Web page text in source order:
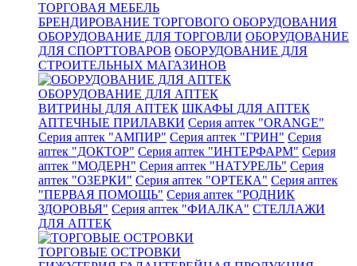
ТОРГОВАЯ МЕБЕЛЬ
БРЕНДИРОВАНИЕ ТОРГОВОГО ОБОРУДОВАНИЯ
ОБОРУДОВАНИЕ ДЛЯ ТОРГОВЛИ ОБОРУДОВАНИЕ
ДЛЯ СПОРТТОВАРОВ ОБОРУДОВАНИЕ ДЛЯ
СТРОИТЕЛЬНЫХ МАГАЗИНОВ
ОБОРУДОВАНИЕ ДЛЯ АПТЕК
ВИТРИНЫ ДЛЯ АПТЕК ШКАФЫ ДЛЯ АПТЕК
АПТЕЧНЫЕ ПРИЛАВКИ Серия аптек "ORANGE"
Серия аптек "АМПИР" Серия аптек "ГРИН" Серия
аптек "ДОКТОР" Серия аптек "ИНТЕРФАРМ" Серия
аптек "МОДЕРН" Серия аптек "НАТУРЕЛЬ" Серия
аптек "ОЗЕРКИ" Серия аптек "ОРТЕКА" Серия аптек
"ПЕРВАЯ ПОМОЩЬ" Серия аптек "РОДНИК
ЗДОРОВЬЯ" Серия аптек "ФИАЛКА" СТЕЛЛАЖИ
ДЛЯ АПТЕК
ТОРГОВЫЕ ОСТРОВКИ